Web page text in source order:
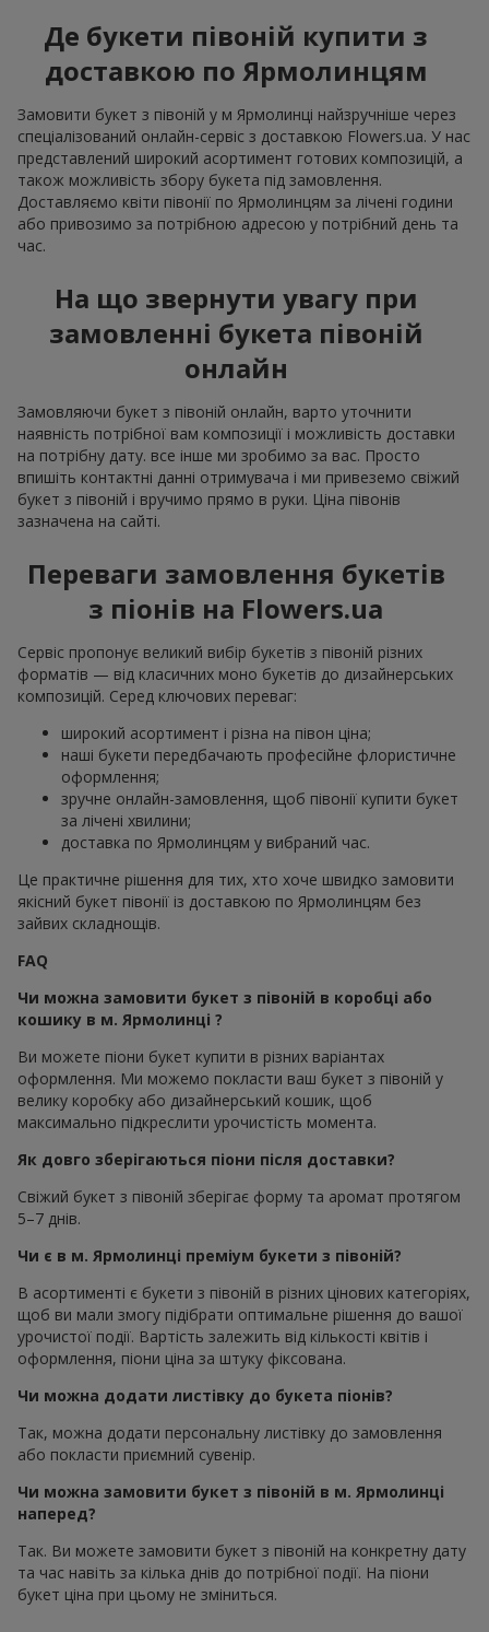
Де букети півоній купити з
доставкою по Ярмолинцям
Замовити букет з півоній у м Ярмолинці найзручніше через
спеціалізований онлайн-сервіс з доставкою Flowers.ua. У нас
представлений широкий асортимент готових композицій, а
також можливість збору букета під замовлення.
Доставляємо квіти півонії по Ярмолинцям за лічені години
або привозимо за потрібною адресою у потрібний день та
час.
На що звернути увагу при
замовленні букета півоній
онлайн
Замовляючи букет з півоній онлайн, варто уточнити
наявність потрібної вам композиції і можливість доставки
на потрібну дату. все інше ми зробимо за вас. Просто
впишіть контактні данні отримувача і ми привеземо свіжий
букет з півоній і вручимо прямо в руки. Ціна півонів
зазначена на сайті.
Переваги замовлення букетів
з піонів на Flowers.ua
Сервіс пропонує великий вибір букетів з півоній різних
форматів — від класичних моно букетів до дизайнерських
композицій. Серед ключових переваг:
широкий асортимент і різна на півон ціна;
наші букети передбачають професійне флористичне
оформлення;
зручне онлайн-замовлення, щоб півонії купити букет
за лічені хвилини;
доставка по Ярмолинцям у вибраний час.
Це практичне рішення для тих, хто хоче швидко замовити
якісний букет півонії із доставкою по Ярмолинцям без
зайвих складнощів.
FAQ
Чи можна замовити букет з півоній в коробці або
кошику в м. Ярмолинці ?
Ви можете піони букет купити в різних варіантах
оформлення. Ми можемо покласти ваш букет з півоній у
велику коробку або дизайнерський кошик, щоб
максимально підкреслити урочистість момента.
Як довго зберігаються піони після доставки?
Свіжий букет з півоній зберігає форму та аромат протягом
5–7 днів.
Чи є в м. Ярмолинці преміум букети з півоній?
В асортименті є букети з півоній в різних цінових категоріях,
щоб ви мали змогу підібрати оптимальне рішення до вашої
урочистої події. Вартість залежить від кількості квітів і
оформлення, піони ціна за штуку фіксована.
Чи можна додати листівку до букета піонів?
Так, можна додати персональну листівку до замовлення
або покласти приємний сувенір.
Чи можна замовити букет з півоній в м. Ярмолинці
наперед?
Так. Ви можете замовити букет з півоній на конкретну дату
та час навіть за кілька днів до потрібної події. На піони
букет ціна при цьому не зміниться.